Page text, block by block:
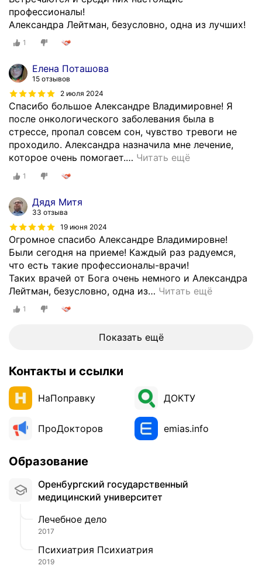
профессионалы!
Александра Лейтман, безусловно, одна из лучших!
1
Елена Поташова
15 отзывов
2 июля 2024
Спасибо большое Александре Владимировне! Я
после онкологического заболевания была в
стрессе, пропал совсем сон, чувство тревоги не
проходило. Александра назначила мне лечение,
которое очень помогает.… Читать ещё
1
Дядя Митя
33 отзыва
19 июня 2024
Огромное спасибо Александре Владимировне!
Были сегодня на приеме! Каждый раз радуемся,
что есть такие профессионалы-врачи!
Таких врачей от Бога очень немного и Александра
Лейтман, безусловно, одна из… Читать ещё
1
Показать ещё
Контакты и ссылки
НаПоправку ДОКТУ
ПроДокторов emias.info
Образование
Оренбургский государственный
медицинский университет
Лечебное дело
2017
Психиатрия Психиатрия
2019